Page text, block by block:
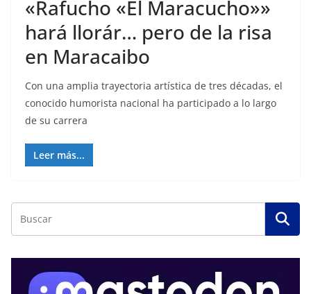
«Rafucho «El Maracucho»»
hará llorár… pero de la risa
en Maracaibo
Con una amplia trayectoria artística de tres décadas, el
conocido humorista nacional ha participado a lo largo
de su carrera
Leer más...